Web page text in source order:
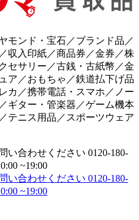
モンド・宝石／ブランド品／
収入印紙／商品券／金券／株
セサリー／古銭・古紙幣／金
ア／おもちゃ／鉄道払下げ品
カ／携帯電話・スマホ／ノー
ギター・管楽器／ゲーム機本
テニス用品／スポーツウェア